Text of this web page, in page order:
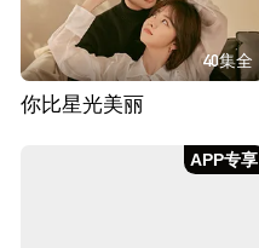
40集全
你比星光美丽
APP专享